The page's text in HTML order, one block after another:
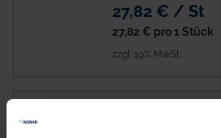
27,82 € / St
27,82 € pro 1 Stück
zzgl. 19% MwSt.